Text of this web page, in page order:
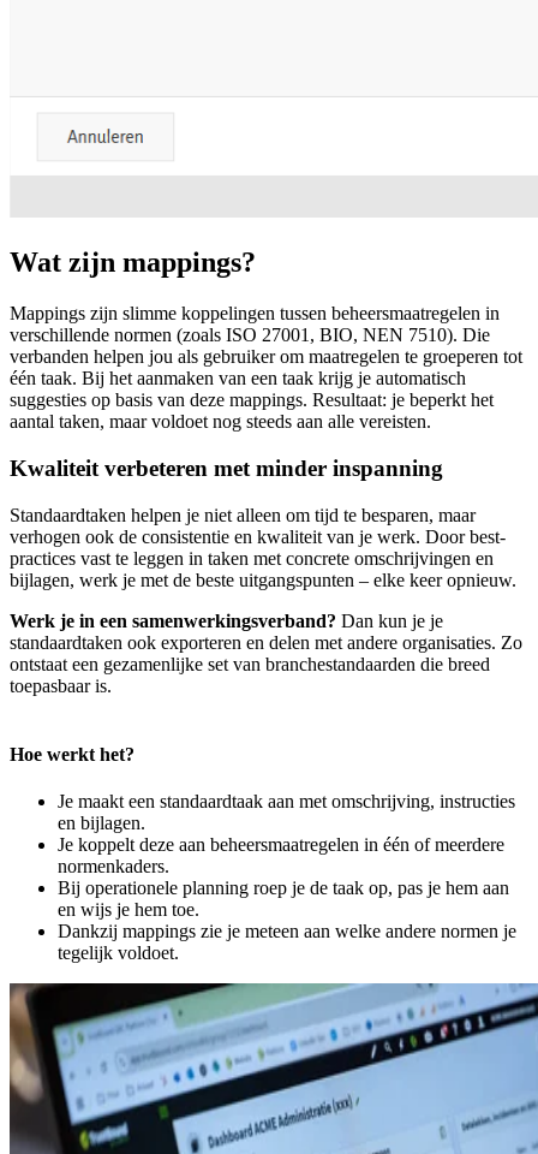
Wat zijn mappings?
Mappings zijn slimme koppelingen tussen beheersmaatregelen in
verschillende normen (zoals ISO 27001, BIO, NEN 7510). Die
verbanden helpen jou als gebruiker om maatregelen te groeperen tot
één taak. Bij het aanmaken van een taak krijg je automatisch
suggesties op basis van deze mappings. Resultaat: je beperkt het
aantal taken, maar voldoet nog steeds aan alle vereisten.
Kwaliteit verbeteren met minder inspanning
Standaardtaken helpen je niet alleen om tijd te besparen, maar
verhogen ook de consistentie en kwaliteit van je werk. Door best-
practices vast te leggen in taken met concrete omschrijvingen en
bijlagen, werk je met de beste uitgangspunten – elke keer opnieuw.
Werk je in een samenwerkingsverband? Dan kun je je
standaardtaken ook exporteren en delen met andere organisaties. Zo
ontstaat een gezamenlijke set van branchestandaarden die breed
toepasbaar is.
Hoe werkt het?
Je maakt een standaardtaak aan met omschrijving, instructies
en bijlagen.
Je koppelt deze aan beheersmaatregelen in één of meerdere
normenkaders.
Bij operationele planning roep je de taak op, pas je hem aan
en wijs je hem toe.
Dankzij mappings zie je meteen aan welke andere normen je
tegelijk voldoet.